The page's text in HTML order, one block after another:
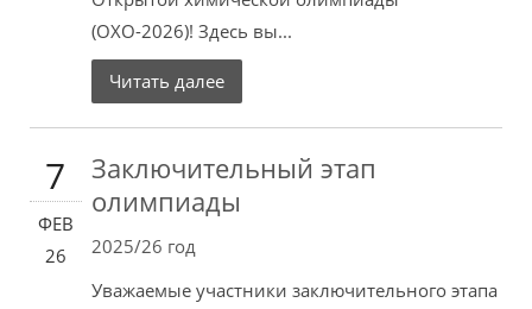
(ОХО-2026)! Здесь вы...
Читать далее
7
ФЕВ
26
Заключительный этап
олимпиады
2025/26 год
Уважаемые участники заключительного этапа